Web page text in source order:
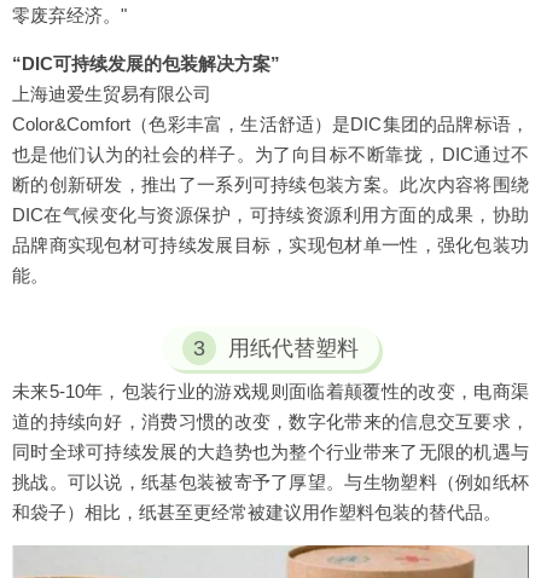
零废弃经济。"
“DIC可持续发展的包装解决方案”
上海迪爱生贸易有限公司
Color&Comfort（色彩丰富，生活舒适）是DIC集团的品牌标语，
也是他们认为的社会的样子。为了向目标不断靠拢，DIC通过不
断的创新研发，推出了一系列可持续包装方案。此次内容将围绕
DIC在气候变化与资源保护，可持续资源利用方面的成果，协助
品牌商实现包材可持续发展目标，实现包材单一性，强化包装功
能。
3 用纸代替塑料
未来5-10年，包装行业的游戏规则面临着颠覆性的改变，电商渠
道的持续向好，消费习惯的改变，数字化带来的信息交互要求，
同时全球可持续发展的大趋势也为整个行业带来了无限的机遇与
挑战。可以说，纸基包装被寄予了厚望。与生物塑料（例如纸杯
和袋子）相比，纸甚至更经常被建议用作塑料包装的替代品。